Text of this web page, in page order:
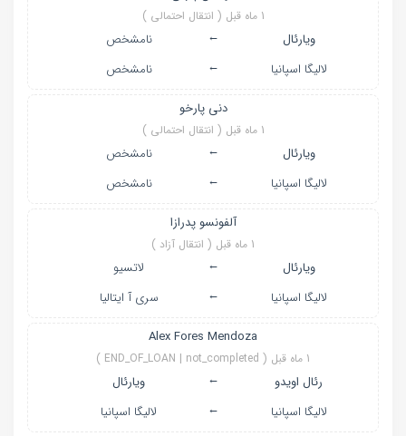
1 ماه قبل ( انتقال احتمالی )
ویارئال ←
نامشخص
لالیگا اسپانیا
← نامشخص
دنی پارخو
1 ماه قبل ( انتقال احتمالی )
ویارئال ←
نامشخص
لالیگا اسپانیا
← نامشخص
آلفونسو پدرازا
1 ماه قبل ( انتقال آزاد )
ویارئال ←
لاتسیو
لالیگا اسپانیا
← سری آ ایتالیا
Alex Fores Mendoza
1 ماه قبل ( END_OF_LOAN | not_completed )
رئال اویدو ←
ویارئال
لالیگا اسپانیا
← لالیگا اسپانیا